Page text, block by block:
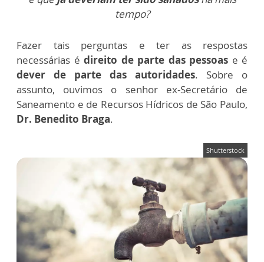
tempo?
Fazer tais perguntas e ter as respostas
necessárias é direito de parte das pessoas e é
dever de parte das autoridades. Sobre o
assunto, ouvimos o senhor ex-Secretário de
Saneamento e de Recursos Hídricos de São Paulo,
Dr. Benedito Braga.
Shutterstock